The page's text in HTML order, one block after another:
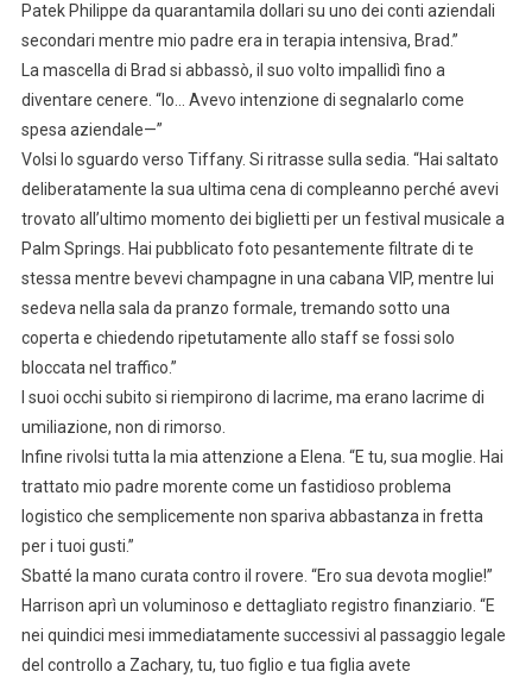
Patek Philippe da quarantamila dollari su uno dei conti aziendali
secondari mentre mio padre era in terapia intensiva, Brad.”
La mascella di Brad si abbassò, il suo volto impallidì fino a
diventare cenere. “Io… Avevo intenzione di segnalarlo come
spesa aziendale—”
Volsi lo sguardo verso Tiffany. Si ritrasse sulla sedia. “Hai saltato
deliberatamente la sua ultima cena di compleanno perché avevi
trovato all’ultimo momento dei biglietti per un festival musicale a
Palm Springs. Hai pubblicato foto pesantemente filtrate di te
stessa mentre bevevi champagne in una cabana VIP, mentre lui
sedeva nella sala da pranzo formale, tremando sotto una
coperta e chiedendo ripetutamente allo staff se fossi solo
bloccata nel traffico.”
I suoi occhi subito si riempirono di lacrime, ma erano lacrime di
umiliazione, non di rimorso.
Infine rivolsi tutta la mia attenzione a Elena. “E tu, sua moglie. Hai
trattato mio padre morente come un fastidioso problema
logistico che semplicemente non spariva abbastanza in fretta
per i tuoi gusti.”
Sbatté la mano curata contro il rovere. “Ero sua devota moglie!”
Harrison aprì un voluminoso e dettagliato registro finanziario. “E
nei quindici mesi immediatamente successivi al passaggio legale
del controllo a Zachary, tu, tuo figlio e tua figlia avete